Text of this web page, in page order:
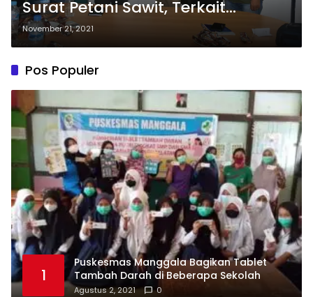
Surat Petani Sawit, Terkait
Permasalahan Dengan PT. Citra
Mahkota
November 21, 2021
Pos Populer
1
Puskesmas Manggala Bagikan Tablet
Tambah Darah di Beberapa Sekolah
Agustus 2, 2021 0